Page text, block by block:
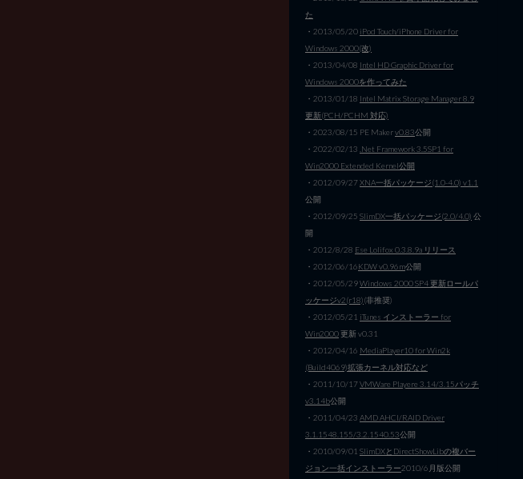
た
・2013/05/20 iPod Touch/iPhone Driver for
Windows 2000(改)
・2013/04/08 Intel HD Graphic Driver for
Windows 2000を作ってみた
・2013/01/18 Intel Matrix Storage Manager 8.9
更新(PCH/PCHM 対応)
・2023/08/15 PE Makerv0.83公開
・2022/02/13 .Net Framework 3.5SP1 for
Win2000 Extended Kernel公開
・2012/09/27XNA一括パッケージ(1.0-4.0) v1.1
公開
・2012/09/25 SlimDX一括パッケージ(2.0/4.0) 公
開
・2012/8/28 Ese Lolifox 0.3.8.9a リリース
・2012/06/16KDW v0.96m公開
・2012/05/29Windows 2000 SP4 更新ロールパ
ッケージv2(r18)(非推奨)
・2012/05/21 iTunes インストーラー for
Win2000更新 v0.31
・2012/04/16 MediaPlayer10 for Win2k
(Build4069)拡張カーネル対応など
・2011/10/17VMWare Playere 3.14/3.15パッチ
v3.14b公開
・2011/04/23 AMD AHCI/RAID Driver
3.1.1548.155/3.2.1540.53公開
・2010/09/01 SlimDXとDirectShowLibの複バー
ジョン一括インストーラー2010/6月版公開